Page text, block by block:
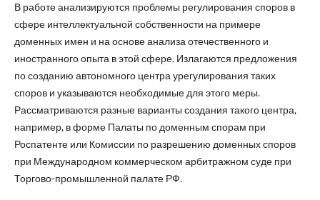
В работе анализируются проблемы регулирования споров в
сфере интеллектуальной собственности на примере
доменных имен и на основе анализа отечественного и
иностранного опыта в этой сфере. Излагаются предложения
по созданию автономного центра урегулирования таких
споров и указываются необходимые для этого меры.
Рассматриваются разные варианты создания такого центра,
например, в форме Палаты по доменным спорам при
Роспатенте или Комиссии по разрешению доменных споров
при Международном коммерческом арбитражном суде при
Торгово-промышленной палате РФ.